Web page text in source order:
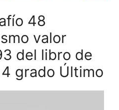
48
valor
del libro de
grado Último